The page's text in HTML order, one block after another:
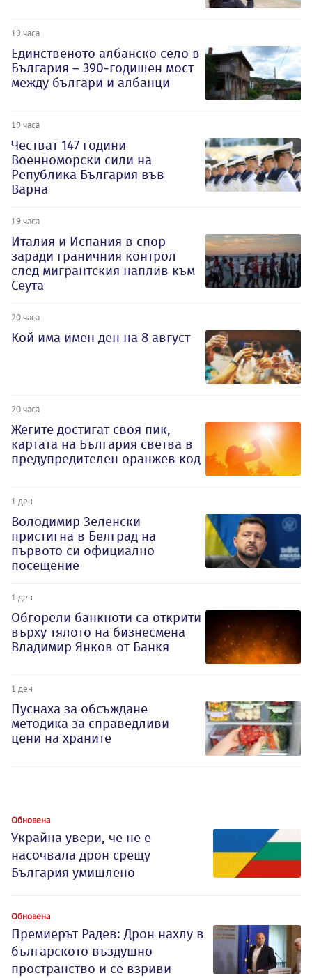
19 часа
Единственото албанско село в
България – 390-годишен мост
между българи и албанци
19 часа
Честват 147 години
Военноморски сили на
Република България във
Варна
19 часа
Италия и Испания в спор
заради граничния контрол
след мигрантския наплив към
Сеута
20 часа
Кой има имен ден на 8 август
20 часа
Жегите достигат своя пик,
картата на България светва в
предупредителен оранжев код
1 ден
Володимир Зеленски
пристигна в Белград на
първото си официално
посещение
1 ден
Обгорели банкноти са открити
върху тялото на бизнесмена
Владимир Янков от Банкя
1 ден
Пуснаха за обсъждане
методика за справедливи
цени на храните
Обновена
Украйна увери, че не е
насочвала дрон срещу
България умишлено
Обновена
Премиерът Радев: Дрон нахлу в
българското въздушно
пространство и се взриви